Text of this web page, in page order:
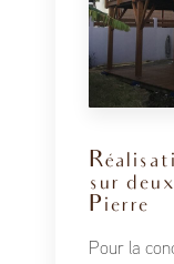
sur
Pierre
Pour la